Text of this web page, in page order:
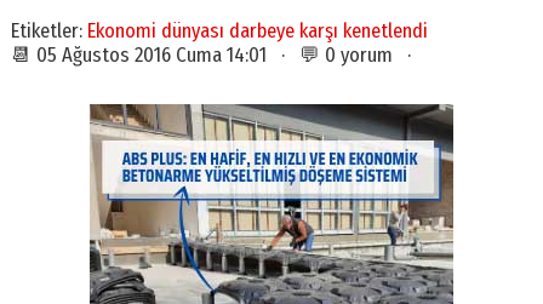
Etiketler: Ekonomi dünyası darbeye karşı kenetlendi
📆 05 Ağustos 2016 Cuma 14:01 · 💬 0 yorum ·